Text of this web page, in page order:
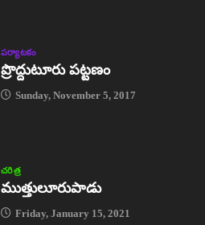
పర్యాటకం
ప్రొద్దుటూరు పట్టణం
Sunday, November 5, 2017
చరిత్ర
ముత్తులూరుపాడు
Friday, January 15, 2021